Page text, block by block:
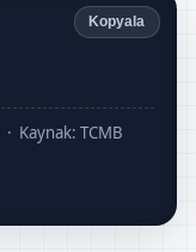
Kopyala
· Kaynak: TCMB